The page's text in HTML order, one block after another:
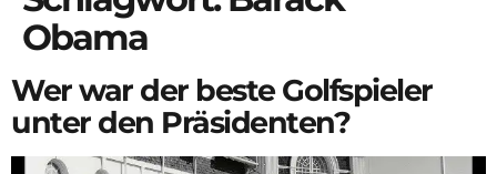
Obama
Wer war der beste Golfspieler
unter den Präsidenten?